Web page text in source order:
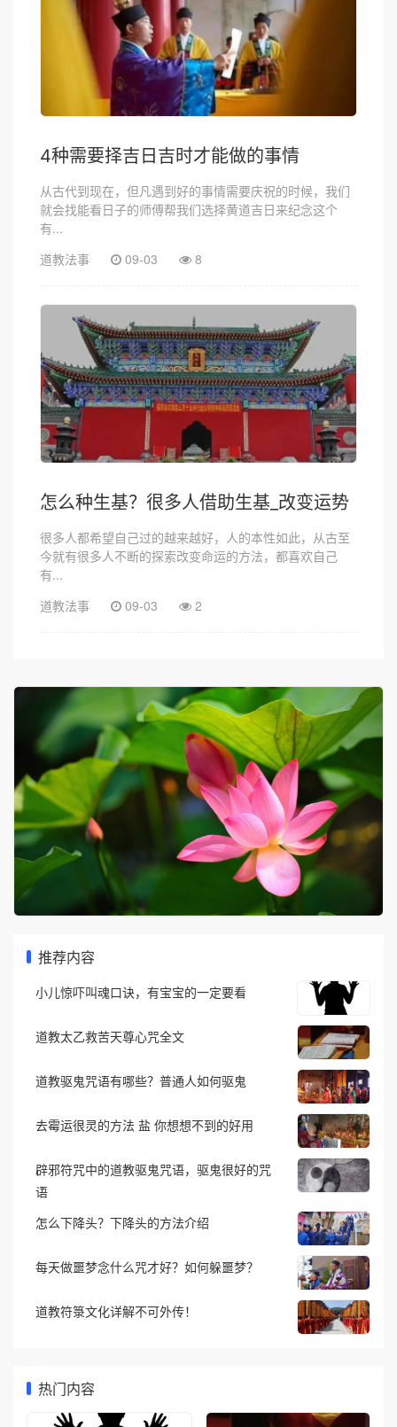
4种需要择吉日吉时才能做的事情
从古代到现在，但凡遇到好的事情需要庆祝的时候，我们
就会找能看日子的师傅帮我们选择黄道吉日来纪念这个
有...
道教法事
09-03 8
怎么种生基？很多人借助生基_改变运势
很多人都希望自己过的越来越好，人的本性如此，从古至
今就有很多人不断的探索改变命运的方法，都喜欢自己
有...
道教法事
09-03 2
推荐内容
小儿惊吓叫魂口诀，有宝宝的一定要看
道教太乙救苦天尊心咒全文
道教驱鬼咒语有哪些？普通人如何驱鬼
去霉运很灵的方法 盐 你想想不到的好用
辟邪符咒中的道教驱鬼咒语，驱鬼很好的咒
语
怎么下降头？下降头的方法介绍
每天做噩梦念什么咒才好？如何躲噩梦？
道教符箓文化详解不可外传！
热门内容